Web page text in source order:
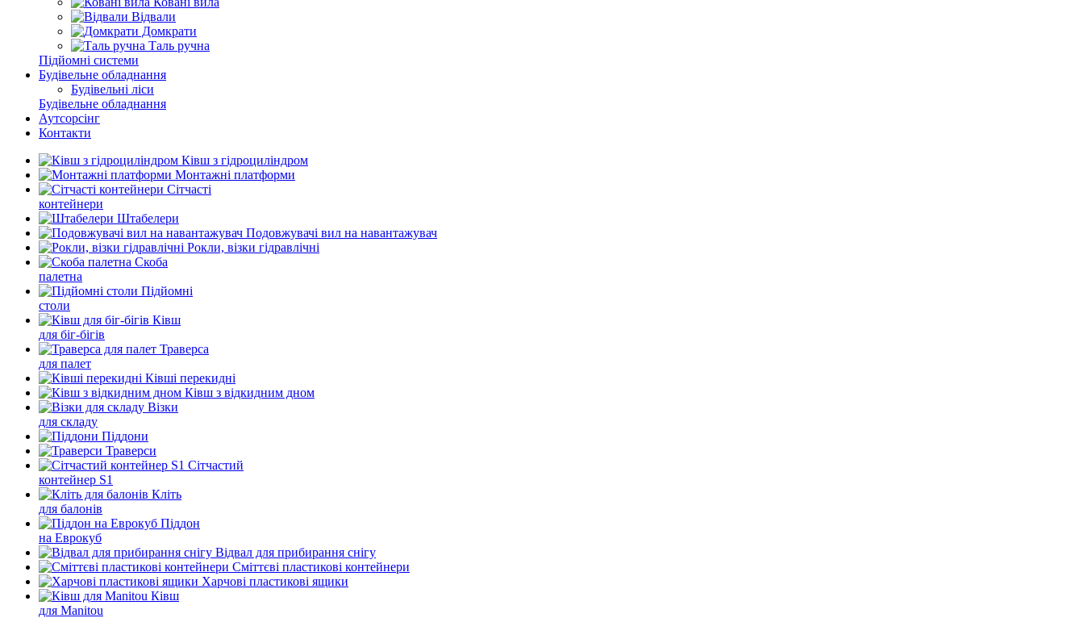
Відвали
Домкрати
Таль ручна
Підйомні системи
Будівельне обладнання
Будівельні ліси
Будівельне обладнання
Аутсорсінг
Контакти
Ківш з гідроциліндром
Монтажні платформи
Сітчасті
контейнери
Штабелери
Подовжувачі вил на навантажувач
Рокли, візки гідравлічні
Скоба
палетна
Підйомні
столи
Ківш
для біг-бігів
Траверса
для палет
Ківші перекидні
Ківш з відкидним дном
Візки
для складу
Піддони
Траверси
Сітчастий
контейнер S1
Кліть
для балонів
Піддон
на Еврокуб
Відвал для прибирання снігу
Cміттєві пластикові контейнери
Харчові пластикові ящики
Ківш
для Manitou